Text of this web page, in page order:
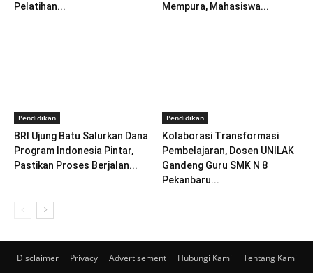
Pelatihan...
Mempura, Mahasiswa...
Pendidikan
BRI Ujung Batu Salurkan Dana
Program Indonesia Pintar,
Pastikan Proses Berjalan...
Pendidikan
Kolaborasi Transformasi
Pembelajaran, Dosen UNILAK
Gandeng Guru SMK N 8
Pekanbaru...
Disclaimer Privacy Advertisement Hubungi Kami Tentang Kami